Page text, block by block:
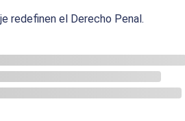
redefinen el Derecho Penal.